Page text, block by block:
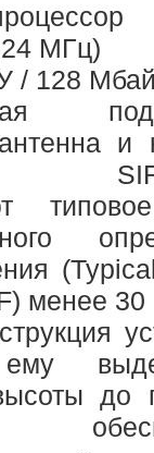
МГц)
/ 128
и
менее 30
до